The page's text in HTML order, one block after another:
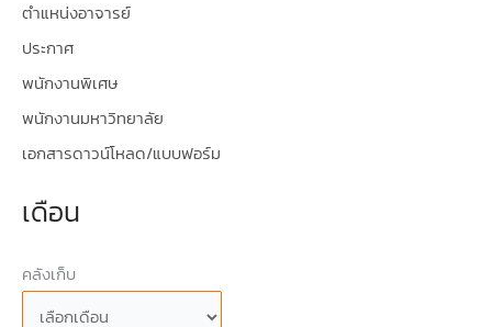
ตำแหน่งอาจารย์
ประกาศ
พนักงานพิเศษ
พนักงานมหาวิทยาลัย
เอกสารดาวน์โหลด/แบบฟอร์ม
เดือน
คลังเก็บ